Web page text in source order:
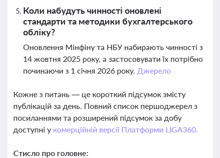
Коли набудуть чинності оновлені
стандарти та методики бухгалтерського
обліку?
Оновлення Мінфіну та НБУ набирають чинності з
14 жовтня 2025 року, а застосовувати їх потрібно
починаючи з 1 січня 2026 року. Джерело
Кожне з питань — це короткий підсумок змісту
публікацій за день. Повний список першоджерел з
посиланнями та розширений підсумок за добу
доступні у комерційній версії Платформи LIGA360.
Стисло про головне: